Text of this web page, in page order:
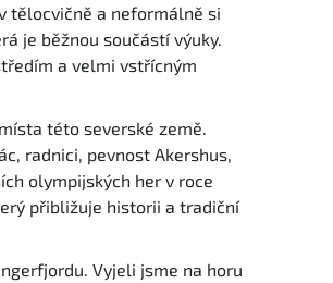
tělocvičně a neformálně si
je běžnou součástí výuky.
a velmi vstřícným
této severské země.
radnici, pevnost Akershus,
olympijských her v roce
přibližuje historii a tradiční
Vyjeli jsme na horu